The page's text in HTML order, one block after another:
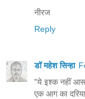
नीरज
Reply
डॉ महेश सिन्हा
"ये इश्क नहीं
एक आग का